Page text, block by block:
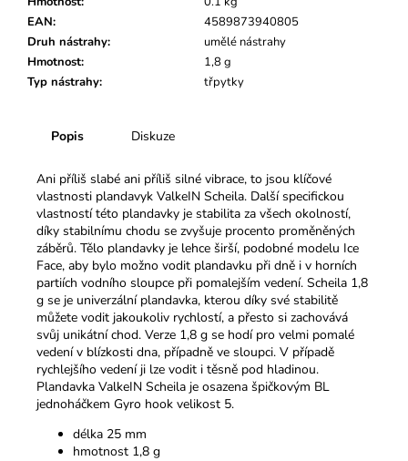
EAN:
4589873940805
Druh nástrahy:
umělé nástrahy
Hmotnost:
1,8 g
Typ nástrahy: třpytky
Popis Diskuze
Ani příliš slabé ani příliš silné vibrace, to jsou klíčové
vlastnosti plandavyk ValkeIN Scheila. Další specifickou
vlastností této plandavky je stabilita za všech okolností,
díky stabilnímu chodu se zvyšuje procento proměněných
záběrů. Tělo plandavky je lehce širší, podobné modelu Ice
Face, aby bylo možno vodit plandavku při dně i v horních
partiích vodního sloupce při pomalejším vedení. Scheila 1,8
g se je univerzální plandavka, kterou díky své stabilitě
můžete vodit jakoukoliv rychlostí, a přesto si zachovává
svůj unikátní chod. Verze 1,8 g se hodí pro velmi pomalé
vedení v blízkosti dna, případně ve sloupci. V případě
rychlejšího vedení ji lze vodit i těsně pod hladinou.
Plandavka ValkeIN Scheila je osazena špičkovým BL
jednoháčkem Gyro hook velikost 5.
délka 25 mm
hmotnost 1,8 g